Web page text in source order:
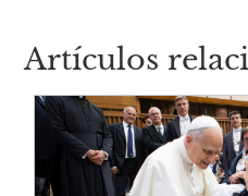
Artículos